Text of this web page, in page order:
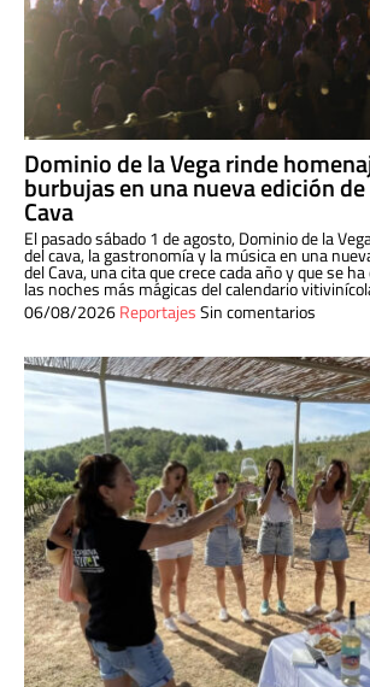
Dominio de la Vega rinde
burbujas en una nueva edición
Cava
El pasado sábado 1 de agosto, Dominio de la
del cava, la gastronomía y la música en una
del Cava, una cita que crece cada año y que se
las noches más mágicas del calendario
06/08/2026ReportajesSin comentarios